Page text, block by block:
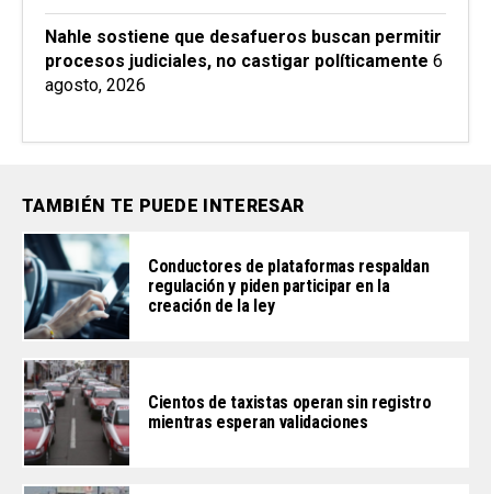
Nahle sostiene que desafueros buscan permitir
procesos judiciales, no castigar políticamente 6
agosto, 2026
TAMBIÉN TE PUEDE INTERESAR
Conductores de plataformas respaldan
regulación y piden participar en la
creación de la ley
Cientos de taxistas operan sin registro
mientras esperan validaciones